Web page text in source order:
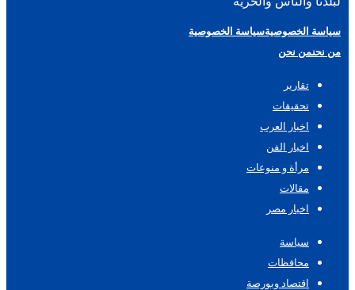
سياسة الخصوصيةسياسة الخصوصية
من نحنمن نحن
تقارير
تحقيقات
اخبار العرب
اخبار الفن
مرأة و منوعات
مقالات
اخبار مصر
سياسة
محافظات
اقتصاد وبورصة